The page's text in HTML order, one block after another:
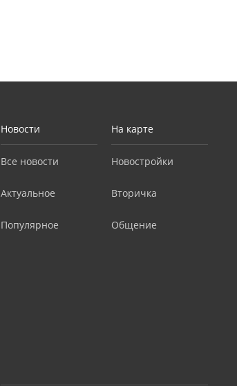
Новости
Все новости
Актуальное
Популярное
На карте
Новостройки
Вторичка
Общение